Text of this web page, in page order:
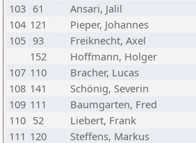
103 61 Ansari, Jalil
104 121 Pieper, Johannes
105 93 Freiknecht, Axel
152
Hoffmann, Holger
107 110 Bracher, Lucas
108 141 Schönig, Severin
109 111 Baumgarten, Fred
110 52 Liebert, Frank
111 120 Steffens, Markus